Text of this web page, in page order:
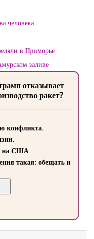
человека
в Приморье
заливе
отказывает
ракет?
конфликта.
на США
такая: обещать и